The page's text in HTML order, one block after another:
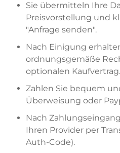
Sie übermitteln Ihre
Preisvorstellung und
"Anfrage senden".
Nach Einigung
ordnungsgemäße
optionalen Kaufvertrag.
Zahlen Sie bequem
Überweisung oder
Nach
Ihren Provider per
Auth-Code).